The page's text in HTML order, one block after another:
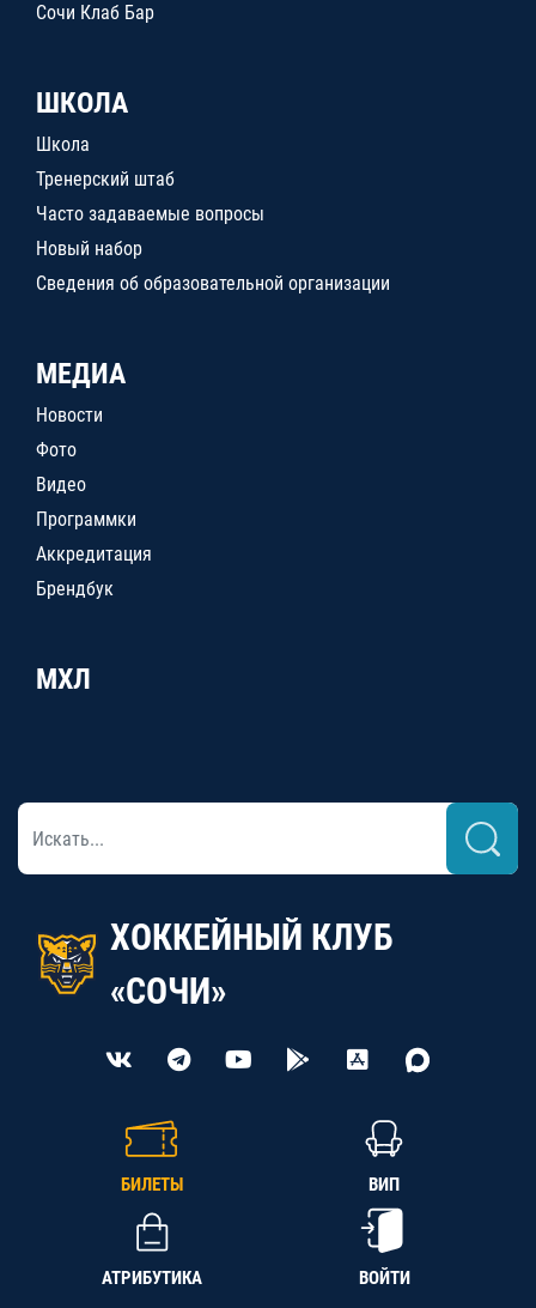
Сочи Клаб Бар
ШКОЛА
Школа
Тренерский штаб
Часто задаваемые вопросы
Новый набор
Сведения об образовательной организации
МЕДИА
Новости
Фото
Видео
Программки
Аккредитация
Брендбук
МХЛ
ХОККЕЙНЫЙ КЛУБ
«СОЧИ»
БИЛЕТЫ ВИП
АТРИБУТИКА ВОЙТИ